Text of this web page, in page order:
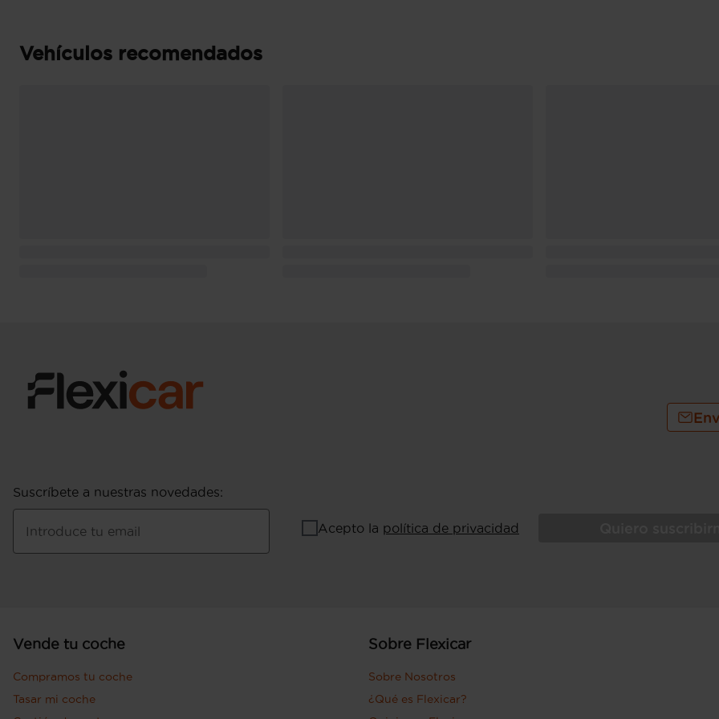
Vehículos recomendados
Suscríbete a nuestras novedades:
Introduce tu email Acepto la política de privacidad
Vende tu coche
Compramos tu coche
Tasar mi coche
Sobre Flexicar
Sobre Nosotros
¿Qué es Flexicar?